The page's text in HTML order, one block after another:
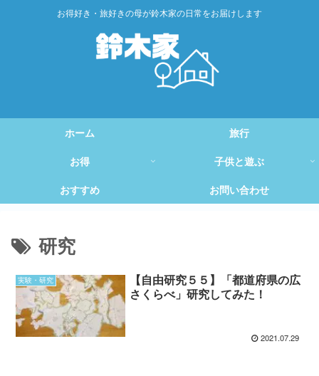
お得好き・旅好きの母が鈴木家の日常をお届けします
ホーム
旅行
お得
子供と遊ぶ
おすすめ
お問い合わせ
研究
実験・研究
【自由研究５５】「都道府県の広
さくらべ」研究してみた！
2021.07.29